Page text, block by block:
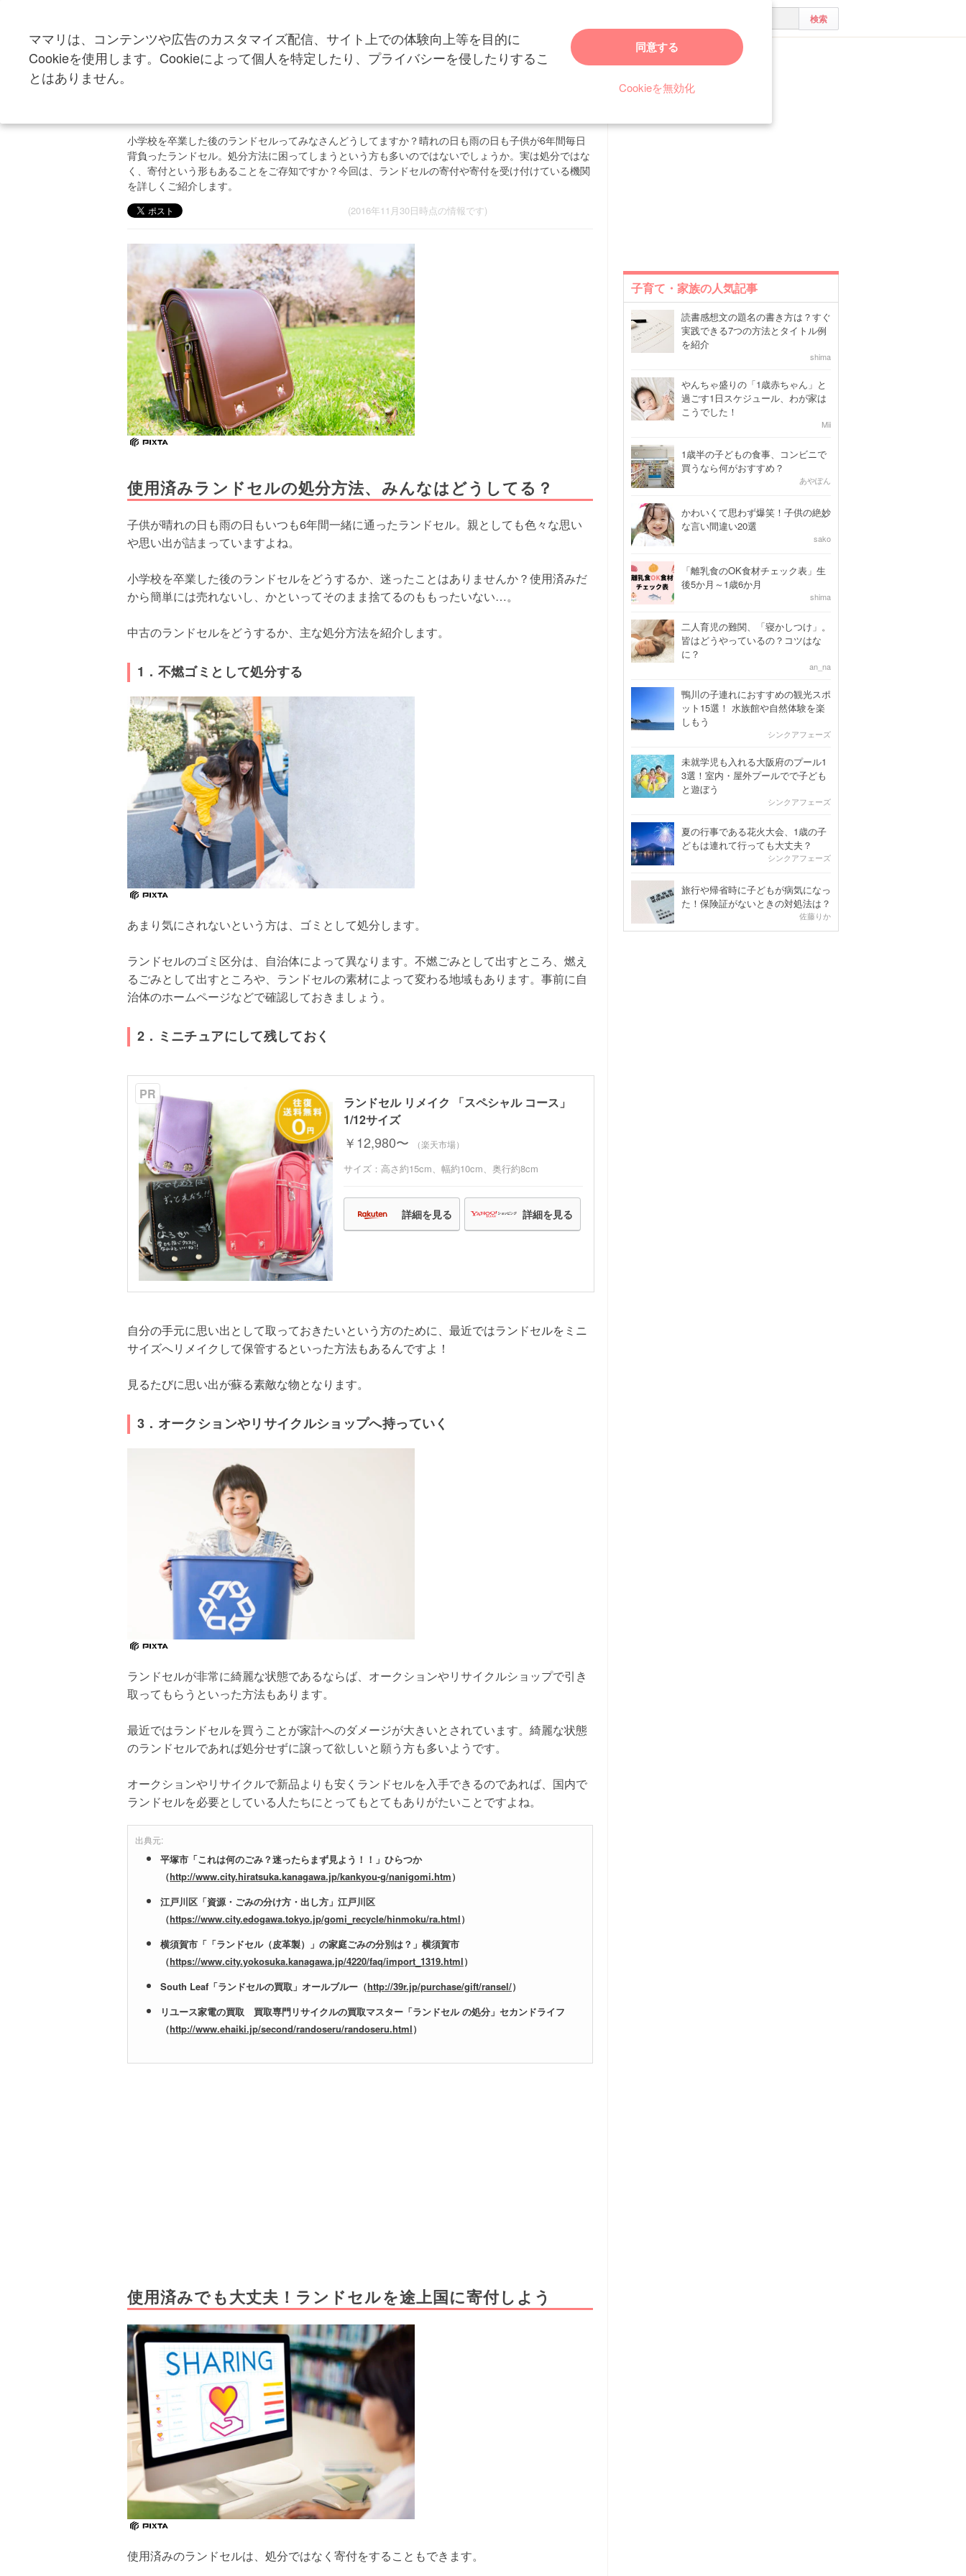
ママリは、コンテンツや広告のカスタマイズ配信、サイト上での体験向上等を目的に
Cookieを使用します。Cookieによって個人を特定したり、プライバシーを侵したりするこ
とはありません。
同意する
Cookieを無効化
トップ 子育て・家族 子供用品・グッズ ランドセル 卒業後に処分しないで！使用済みのランドセルをジョイセフなどに寄付しよう！
小学校を卒業した後のランドセルってみなさんどうしてますか？晴れの日も雨の日も子供が6年間毎日
背負ったランドセル。処分方法に困ってしまうという方も多いのではないでしょうか。実は処分ではな
く、寄付という形もあることをご存知ですか？今回は、ランドセルの寄付や寄付を受け付けている機関
を詳しくご紹介します。
(2016年11月30日時点の情報です)
使用済みランドセルの処分方法、みんなはどうしてる？
子供が晴れの日も雨の日もいつも6年間一緒に通ったランドセル。親としても色々な思い
や思い出が詰まっていますよね。
小学校を卒業した後のランドセルをどうするか、迷ったことはありませんか？使用済みだ
から簡単には売れないし、かといってそのまま捨てるのももったいない…。
中古のランドセルをどうするか、主な処分方法を紹介します。
1．不燃ゴミとして処分する
あまり気にされないという方は、ゴミとして処分します。
ランドセルのゴミ区分は、自治体によって異なります。不燃ごみとして出すところ、燃え
るごみとして出すところや、ランドセルの素材によって変わる地域もあります。事前に自
治体のホームページなどで確認しておきましょう。
2．ミニチュアにして残しておく
PR
ランドセル リメイク 「スペシャル コース」
1/12サイズ
￥12,980〜 （楽天市場）
サイズ：高さ約15cm、幅約10cm、奥行約8cm
詳細を見る 詳細を見る
自分の手元に思い出として取っておきたいという方のために、最近ではランドセルをミニ
サイズへリメイクして保管するといった方法もあるんですよ！
見るたびに思い出が蘇る素敵な物となります。
3．オークションやリサイクルショップへ持っていく
ランドセルが非常に綺麗な状態であるならば、オークションやリサイクルショップで引き
取ってもらうといった方法もあります。
最近ではランドセルを買うことが家計へのダメージが大きいとされています。綺麗な状態
のランドセルであれば処分せずに譲って欲しいと願う方も多いようです。
オークションやリサイクルで新品よりも安くランドセルを入手できるのであれば、国内で
ランドセルを必要としている人たちにとってもとてもありがたいことですよね。
出典元:
平塚市「これは何のごみ？迷ったらまず見よう！！」ひらつか
（http://www.city.hiratsuka.kanagawa.jp/kankyou-g/nanigomi.htm）
江戸川区「資源・ごみの分け方・出し方」江戸川区
（https://www.city.edogawa.tokyo.jp/gomi_recycle/hinmoku/ra.html）
横須賀市「「ランドセル（皮革製）」の家庭ごみの分別は？」横須賀市
（https://www.city.yokosuka.kanagawa.jp/4220/faq/import_1319.html）
South Leaf「ランドセルの買取」オールブルー（http://39r.jp/purchase/gift/ransel/）
リユース家電の買取 買取専門リサイクルの買取マスター「ランドセル の処分」セカンドライフ
（http://www.ehaiki.jp/second/randoseru/randoseru.html）
使用済みでも大丈夫！ランドセルを途上国に寄付しよう
使用済みのランドセルは、処分ではなく寄付をすることもできます。
子育て・家族の人気記事
読書感想文の題名の書き方は？すぐ
実践できる7つの方法とタイトル例
を紹介
shima
やんちゃ盛りの「1歳赤ちゃん」と
過ごす1日スケジュール、わが家は
こうでした！
Mii
1歳半の子どもの食事、コンビニで
買うなら何がおすすめ？
あやぽん
かわいくて思わず爆笑！子供の絶妙
な言い間違い20選
sako
「離乳食のOK食材チェック表」生
後5か月～1歳6か月
shima
二人育児の難関、「寝かしつけ」。
皆はどうやっているの？コツはな
に？
an_na
鴨川の子連れにおすすめの観光スポ
ット15選！ 水族館や自然体験を楽
しもう
シンクアフェーズ
未就学児も入れる大阪府のプール1
3選！室内・屋外プールでで子ども
と遊ぼう
シンクアフェーズ
夏の行事である花火大会、1歳の子
どもは連れて行っても大丈夫？
シンクアフェーズ
旅行や帰省時に子どもが病気になっ
た！保険証がないときの対処法は？
佐藤りか